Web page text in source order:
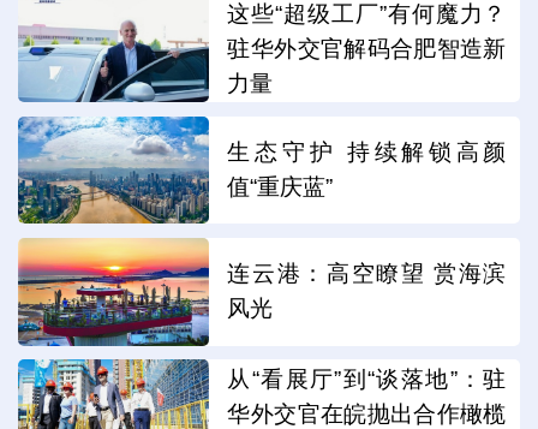
这些“超级工厂”有何魔力？
驻华外交官解码合肥智造新
力量
生态守护 持续解锁高颜
值“重庆蓝”
连云港：高空瞭望 赏海滨
风光
从“看展厅”到“谈落地”：驻
华外交官在皖抛出合作橄榄